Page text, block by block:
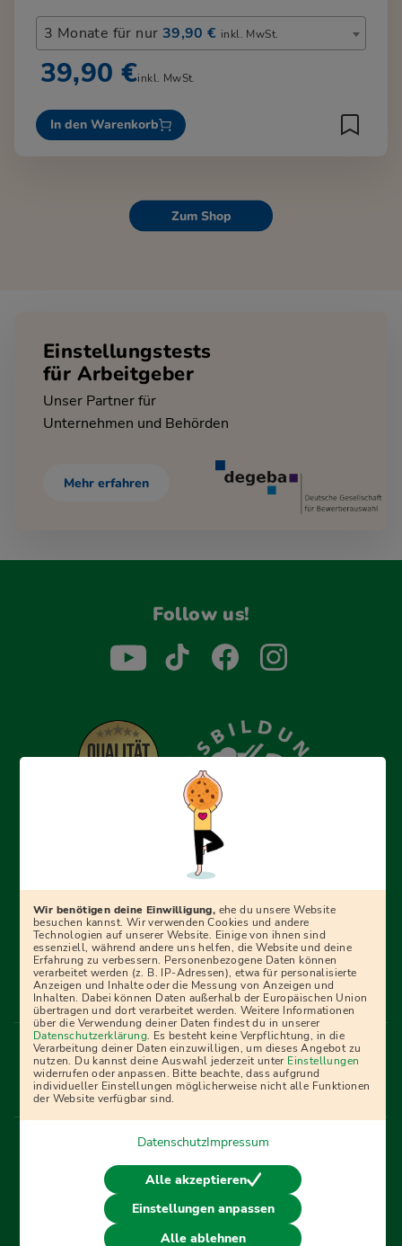
3 Monate für nur 39,90 € inkl. MwSt.
39,90 €inkl. MwSt.
In den Warenkorb
Zum Shop
Einstellungstests
für Arbeitgeber
Unser Partner für
Unternehmen und Behörden
Mehr erfahren
Follow us!
Erfolgreich bewerben mit Ausbildungspark: Wir
begleiten dich Schritt für Schritt bei deinem Start in den
Ratgebern und Prüfungspaketen, interaktiven
Videokursen und vielem mehr. Für alle, die was werden
wollen!
Menü Fußleiste
Impressum Bildquellen Presse
Mediadaten
Partner
AGB Datenschutz
Widerrufsbelehrung
Bestellung
Affiliate Partner Cookies
Vertrag widerrufen
© 2026 Ausbildungspark Verlag. Alle Rechte vorbehalten.
Wir benötigen deine Einwilligung, ehe du unsere Website
besuchen kannst. Wir verwenden Cookies und andere
Technologien auf unserer Website. Einige von ihnen sind
essenziell, während andere uns helfen, die Website und deine
Erfahrung zu verbessern. Personenbezogene Daten können
verarbeitet werden (z. B. IP-Adressen), etwa für personalisierte
Anzeigen und Inhalte oder die Messung von Anzeigen und
Inhalten. Dabei können Daten außerhalb der Europäischen Union
übertragen und dort verarbeitet werden. Weitere Informationen
über die Verwendung deiner Daten findest du in unserer
Datenschutzerklärung. Es besteht keine Verpflichtung, in die
Verarbeitung deiner Daten einzuwilligen, um dieses Angebot zu
nutzen. Du kannst deine Auswahl jederzeit unter Einstellungen
widerrufen oder anpassen. Bitte beachte, dass aufgrund
individueller Einstellungen möglicherweise nicht alle Funktionen
der Website verfügbar sind.
DatenschutzImpressum
Alle akzeptieren
Einstellungen anpassen
Alle ablehnen